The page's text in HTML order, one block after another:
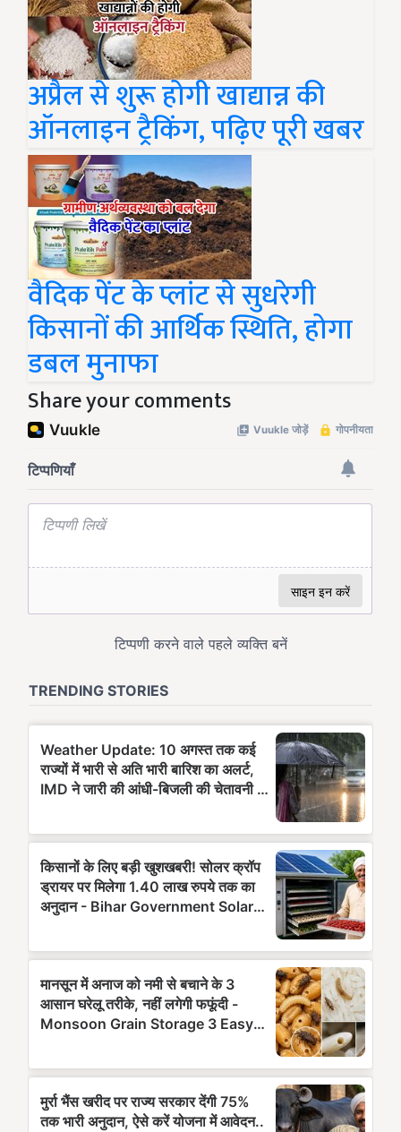
अप्रैल से शुरू होगी खाद्यान्न की
ऑनलाइन ट्रैकिंग, पढ़िए पूरी खबर
वैदिक पेंट के प्लांट से सुधरेगी
किसानों की आर्थिक स्थिति, होगा
डबल मुनाफा
Share your comments